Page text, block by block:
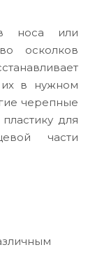
носа или
осколков
их в нужном
черепные
для
части